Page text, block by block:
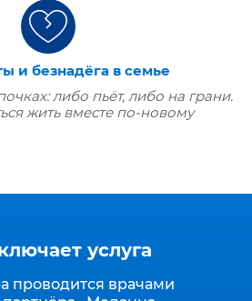
и безнадёга в семье
либо пьёт, либо на грани.
жить вместе по‑новому
услуга
проводится врачами